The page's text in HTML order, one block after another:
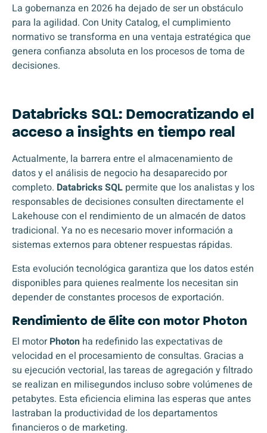
La gobernanza en 2026 ha dejado de ser un obstáculo
para la agilidad. Con Unity Catalog, el cumplimiento
normativo se transforma en una ventaja estratégica que
genera confianza absoluta en los procesos de toma de
decisiones.
Databricks SQL: Democratizando el
acceso a insights en tiempo real
Actualmente, la barrera entre el almacenamiento de
datos y el análisis de negocio ha desaparecido por
completo. Databricks SQL permite que los analistas y los
responsables de decisiones consulten directamente el
Lakehouse con el rendimiento de un almacén de datos
tradicional. Ya no es necesario mover información a
sistemas externos para obtener respuestas rápidas.
Esta evolución tecnológica garantiza que los datos estén
disponibles para quienes realmente los necesitan sin
depender de constantes procesos de exportación.
Rendimiento de élite con motor Photon
El motorPhoton ha redefinido las expectativas de
velocidad en el procesamiento de consultas. Gracias a
su ejecución vectorial, las tareas de agregación y filtrado
se realizan en milisegundos incluso sobre volúmenes de
petabytes. Esta eficiencia elimina las esperas que antes
lastraban la productividad de los departamentos
financieros o de marketing.